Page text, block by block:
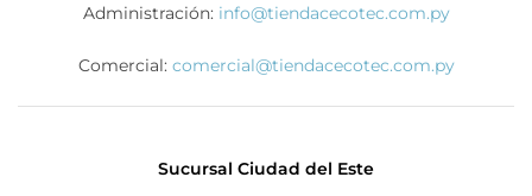
Administración: info@tiendacecotec.com.py
Comercial: comercial@tiendacecotec.com.py
Sucursal Ciudad del Este